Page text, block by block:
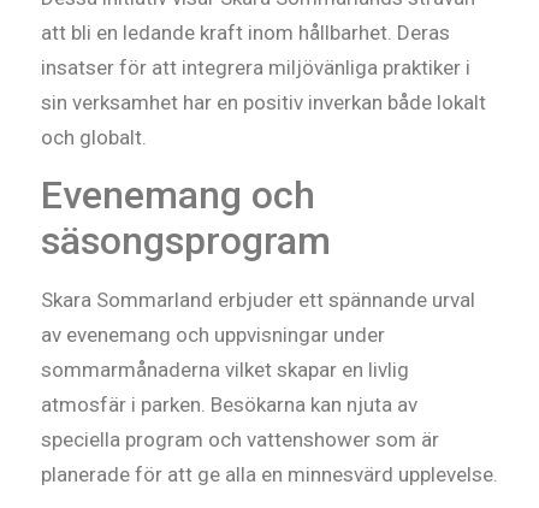
att bli en ledande kraft inom hållbarhet. Deras
insatser för att integrera miljövänliga praktiker i
sin verksamhet har en positiv inverkan både lokalt
och globalt.
Evenemang och
säsongsprogram
Skara Sommarland erbjuder ett spännande urval
av evenemang och uppvisningar under
sommarmånaderna vilket skapar en livlig
atmosfär i parken. Besökarna kan njuta av
speciella program och vattenshower som är
planerade för att ge alla en minnesvärd upplevelse.